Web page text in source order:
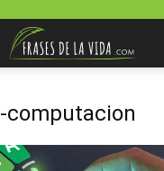
computacion